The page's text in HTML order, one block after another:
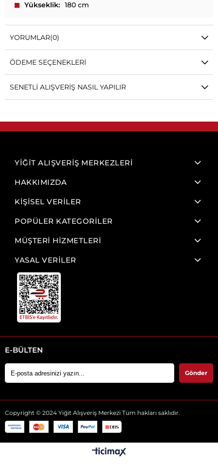
Yükseklik
180 cm
YORUMLAR(0)
ÖDEME SEÇENEKLERI
SENETLI ALIŞVERIŞ NASIL YAPILIR
YİĞİT ALIŞVERİŞ MERKEZLERİ
HAKKIMIZDA
KİŞİSEL VERİLER
POPÜLER KATEGORİLER
MÜŞTERİ HİZMETLERİ
YASAL VERİLER
E-BÜLTEN
Gönder
Copyright © 2024 Yiğit Alışveriş Merkezi Tüm hakları saklıdır.